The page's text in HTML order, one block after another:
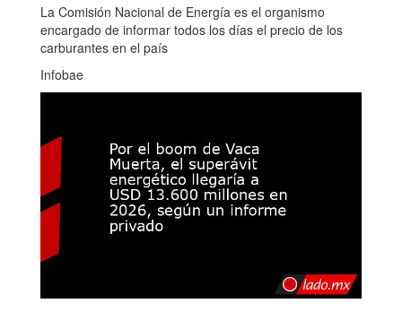
La Comisión Nacional de Energía es el organismo
encargado de informar todos los días el precio de los
carburantes en el país
Infobae